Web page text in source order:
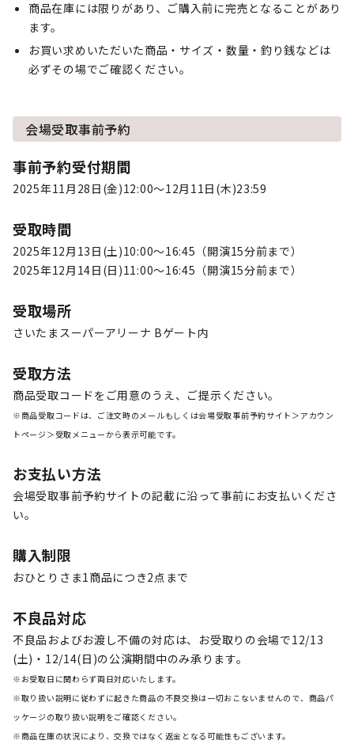
商品在庫には限りがあり、ご購入前に完売となることがあり
ます。
お買い求めいただいた商品・サイズ・数量・釣り銭などは
必ずその場でご確認ください。
会場受取事前予約
事前予約受付期間
2025年11月28日(金)12:00～12月11日(木)23:59
受取時間
2025年12月13日(土)10:00～16:45（開演15分前まで）
2025年12月14日(日)11:00～16:45（開演15分前まで）
受取場所
さいたまスーパーアリーナ Bゲート内
受取方法
商品受取コードをご用意のうえ、ご提示ください。
※商品受取コードは、ご注文時のメールもしくは会場受取事前予約サイト＞アカウン
トページ＞受取メニューから表示可能です。
お支払い方法
会場受取事前予約サイトの記載に沿って事前にお支払いくださ
い。
購入制限
おひとりさま1商品につき2点まで
不良品対応
不良品およびお渡し不備の対応は、お受取りの会場で12/13
(土)・12/14(日)の公演期間中のみ承ります。
※お受取日に関わらず両日対応いたします。
※取り扱い説明に従わずに起きた商品の不良交換は一切おこないませんので、商品パ
ッケージの取り扱い説明をご確認ください。
※商品在庫の状況により、交換ではなく返金となる可能性もございます。